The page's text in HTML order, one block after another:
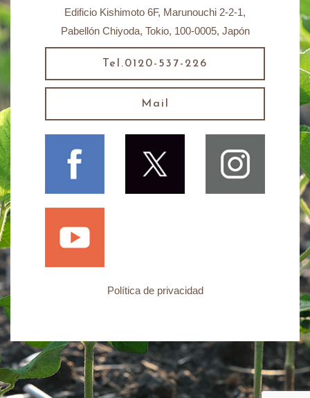
Edificio Kishimoto 6F, Marunouchi 2-2-1,
Pabellón Chiyoda, Tokio, 100-0005, Japón
Tel.0120-537-226
Mail
Política de privacidad